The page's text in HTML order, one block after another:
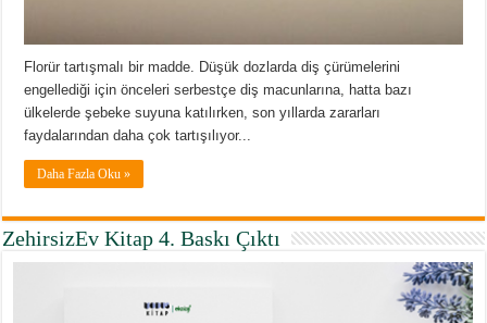
Florür tartışmalı bir madde. Düşük dozlarda diş çürümelerini
engellediği için önceleri serbestçe diş macunlarına, hatta bazı
ülkelerde şebeke suyuna katılırken, son yıllarda zararları
faydalarından daha çok tartışılıyor...
Daha Fazla Oku »
ZehirsizEv Kitap 4. Baskı Çıktı